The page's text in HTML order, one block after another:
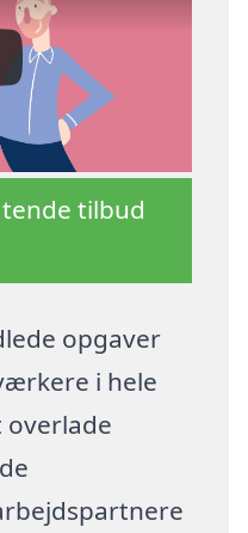
tilbud
opgaver
i hele